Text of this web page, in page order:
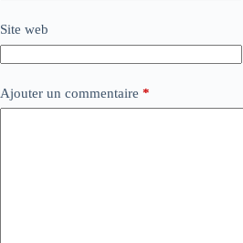
Site web
Ajouter un commentaire *